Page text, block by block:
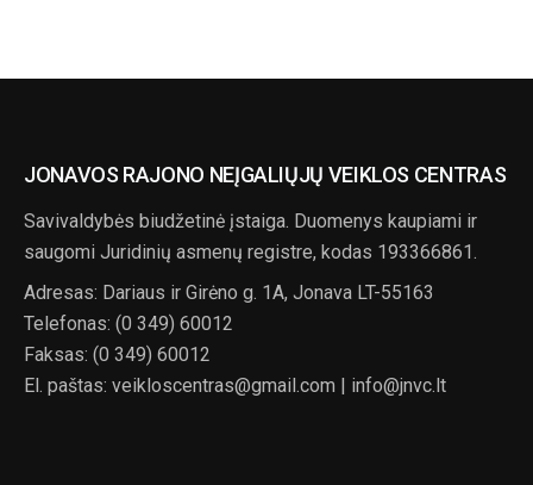
JONAVOS RAJONO NEĮGALIŲJŲ VEIKLOS CENTRAS
Savivaldybės biudžetinė įstaiga. Duomenys kaupiami ir
saugomi Juridinių asmenų registre, kodas 193366861.
Adresas: Dariaus ir Girėno g. 1A, Jonava LT-55163
Telefonas: (0 349) 60012
Faksas: (0 349) 60012
El. paštas: veikloscentras@gmail.com | info@jnvc.lt